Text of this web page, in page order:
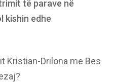
të parave në
kishin edhe
Kristian-Drilona me Bes